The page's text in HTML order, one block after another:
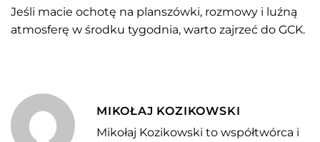
Jeśli macie ochotę na planszówki, rozmowy i luźną
atmosferę w środku tygodnia, warto zajrzeć do GCK.
MIKOŁAJ KOZIKOWSKI
Mikołaj Kozikowski to współtwórca i